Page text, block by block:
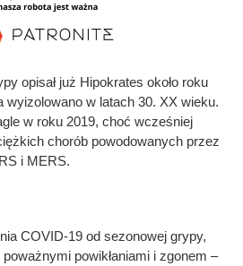
opisał już Hipokrates około roku
wyizolowano w latach 30. XX wieku.
w roku 2019, choć wcześniej
chorób powodowanych przez
i MERS.
COVID-19 od sezonowej grypy,
powikłaniami i zgonem –